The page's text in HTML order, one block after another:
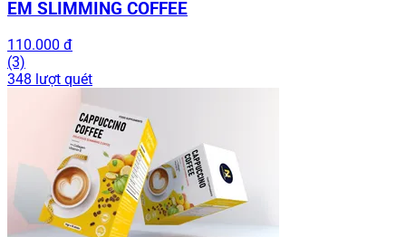
EM SLIMMING COFFEE
110.000 đ
(3)
348 lượt quét